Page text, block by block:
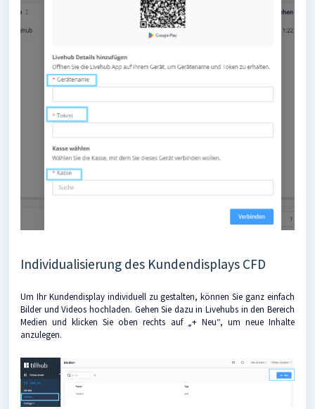
Individualisierung des Kundendisplays CFD
Um Ihr Kundendisplay individuell zu gestalten, können Sie ganz einfach
Bilder und Videos hochladen. Gehen Sie dazu in Livehubs in den Bereich
Medien und klicken Sie oben rechts auf „+ Neu“, um neue Inhalte
anzulegen.